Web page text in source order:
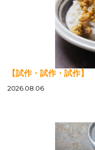
【試作・試作・試作】
2026.08.06